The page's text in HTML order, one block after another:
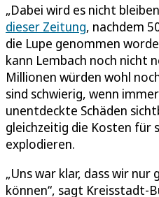
„Dabei wird es nicht
dieser Zeitung, nachdem
die Lupe genommen
kann Lembach noch nicht
Millionen würden wohl
sind schwierig, wenn
unentdeckte Schäden
gleichzeitig die Kosten für
explodieren.
„Uns war klar, dass wir
können“, sagt Kreisstadt-